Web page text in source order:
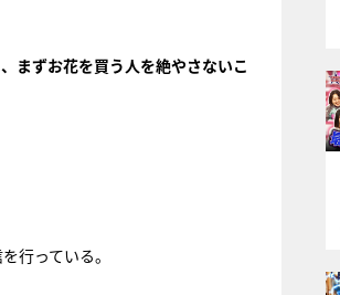
まずお花を買う人を絶やさないこ
行っている。